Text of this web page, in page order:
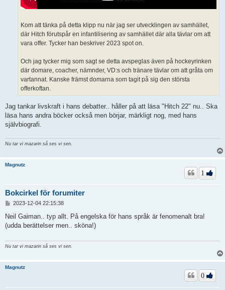
Kom att tänka på detta klipp nu när jag ser utvecklingen av samhället,
där Hitch förutspår en infantilisering av samhället där alla tävlar om att
vara offer. Tycker han beskriver 2023 spot on.
Och jag tycker mig som sagt se detta avspeglas även på hockeyrinken
där domare, coacher, nämnder, VD:s och tränare tävlar om att gråta om
vartannat. Kanske främst domarna som tagit på sig den största
offerkoftan.
Jag tankar livskraft i hans debatter.. håller på att läsa "Hitch 22" nu.. Ska
läsa hans andra böcker också men börjar, märkligt nog, med hans
självbiografi.
Nu tar vi mazarin så ses vi sen.
Magnutz
Bokcirkel för forumiter
1
l
ä
g
2023-12-04 22:15:38
Neil Gaiman.. typ allt. På engelska för hans språk är fenomenalt bra!
(udda berättelser men.. sköna!)
Nu tar vi mazarin så ses vi sen.
Magnutz
0